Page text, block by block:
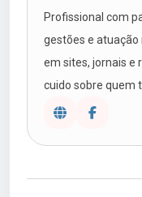
Profissional com
gestões e atuação
em sites, jornais e
cuido sobre quem